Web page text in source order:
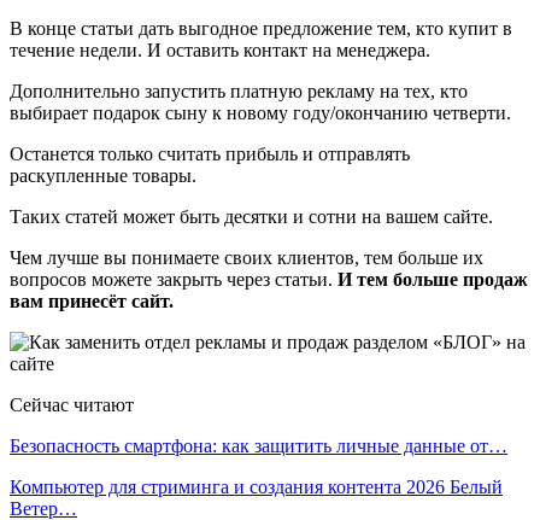
В конце статьи дать выгодное предложение тем, кто купит в
течение недели. И оставить контакт на менеджера.
Дополнительно запустить платную рекламу на тех, кто
выбирает подарок сыну к новому году/окончанию четверти.
Останется только считать прибыль и отправлять
раскупленные товары.
Таких статей может быть десятки и сотни на вашем сайте.
Чем лучше вы понимаете своих клиентов, тем больше их
вопросов можете закрыть через статьи. И тем больше продаж
вам принесёт сайт.
Сейчас читают
Безопасность смартфона: как защитить личные данные от…
Компьютер для стриминга и создания контента 2026 Белый
Ветер…